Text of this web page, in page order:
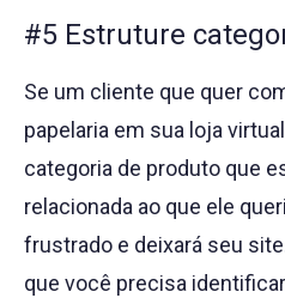
#5 Estruture
Se um cliente que quer
papelaria em sua loja
categoria de produto que
relacionada ao que ele
frustrado e deixará seu
que você precisa